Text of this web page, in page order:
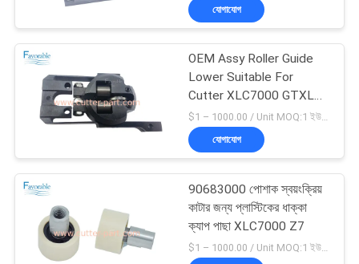
যোগাযোগ
OEM Assy Roller Guide
Lower Suitable For
Cutter XLC7000 GTXL
পার্ট 94065000
$1 – 1000.00 / Unit MOQ:1 ইউনিট/ইউনিট অবহেলিত
যোগাযোগ
90683000 পোশাক স্বয়ংক্রিয়
কাটার জন্য প্লাস্টিকের ধাক্কা
ক্যাপ পাছা XLC7000 Z7
$1 – 1000.00 / Unit MOQ:1 ইউনিট/ইউনিট অবহেলিত